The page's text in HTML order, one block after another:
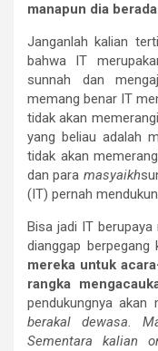
manapun dia
Janganlah kalian
bahwa IT
sunnah dan
memang benar IT
tidak akan
yang beliau adalah
tidak akan
dan para masyaikh
(IT) pernah
Bisa jadi IT
dianggap
mereka untuk
rangka
pendukungnya akan
berakal dewasa.
Sementara kalian